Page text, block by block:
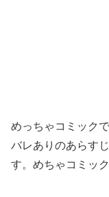
めっちゃコミック
バレありのあらす
す。めちゃコミッ